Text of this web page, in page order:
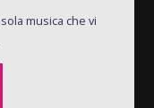
musica che vi